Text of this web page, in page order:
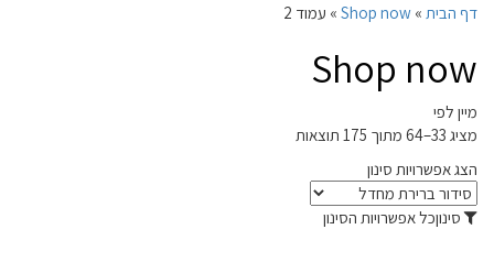
דף הבית »
Shop now
» עמוד 2
Shop now
מיין לפי
מציג 33–64 מתוך 175 תוצאות
הצג אפשרויות סינון
סינוןכל אפשרויות הסינון